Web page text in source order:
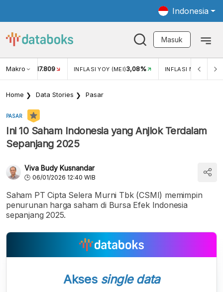
Indonesia
Masuk
Makro
USD/IDR 17.809 INFLASI YOY (MEI)3,08% INFLASI MOM (MEI)
Home Data Stories Pasar
PASAR
Ini 10 Saham Indonesia yang Anjlok Terdalam
Sepanjang 2025
Viva Budy Kusnandar
06/01/2026 12:40 WIB
Saham PT Cipta Selera Murni Tbk (CSMI) memimpin
penurunan harga saham di Bursa Efek Indonesia
sepanjang 2025.
Akses single data